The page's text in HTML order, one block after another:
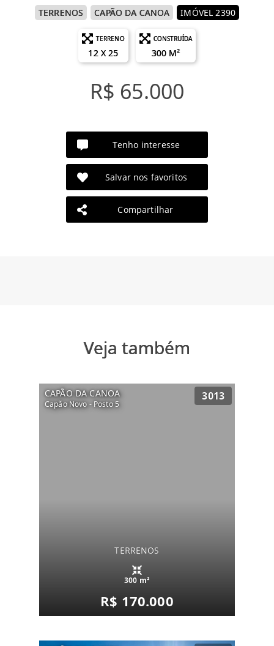
TERRENOS CAPÃO DA CANOA IMÓVEL 2390
TERRENO
12 X 25
CONSTRUÍDA
300 M²
R$ 65.000
Tenho interesse
Salvar nos favoritos
Compartilhar
Veja também
CAPÃO DA CANOA
Capão Novo - Posto 5
3013
TERRENOS
300 m²
R$ 170.000